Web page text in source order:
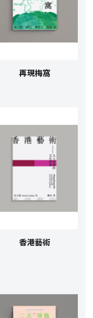
再現梅窩
香港藝術